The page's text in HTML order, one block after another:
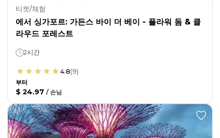
티켓/체험
에서 싱가포르: 가든스 바이 더 베이 - 플라워 돔 & 클
라우드 포레스트
2시간
4.8(9)
부터
$ 24.97 / 손님